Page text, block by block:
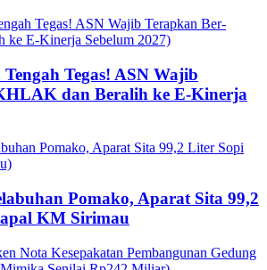
Tegas! ASN Wajib
dan Beralih ke E-Kinerja
Pomako, Aparat Sita 99,2
KM Sirimau